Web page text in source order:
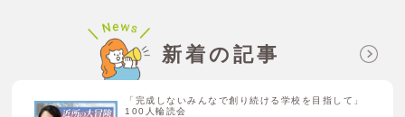
新着の記事
「完成しないみんなで創り続ける学校を目指して」
100人輪読会